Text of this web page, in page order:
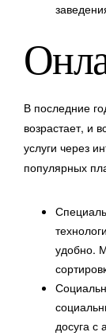
В последние
возрастает, и
услуги через
популярных
удобно.
досуга с